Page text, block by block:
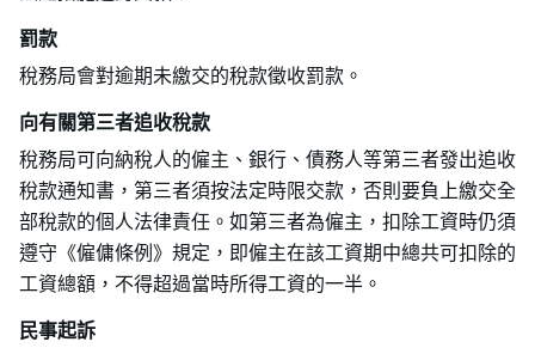
罰款
稅務局會對逾期未繳交的稅款徵收罰款。
向有關第三者追收稅款
稅務局可向納稅人的僱主、銀行、債務人等第三者發出追收
稅款通知書，第三者須按法定時限交款，否則要負上繳交全
部稅款的個人法律責任。如第三者為僱主，扣除工資時仍須
遵守《僱傭條例》規定，即僱主在該工資期中總共可扣除的
工資總額，不得超過當時所得工資的一半。
民事起訴